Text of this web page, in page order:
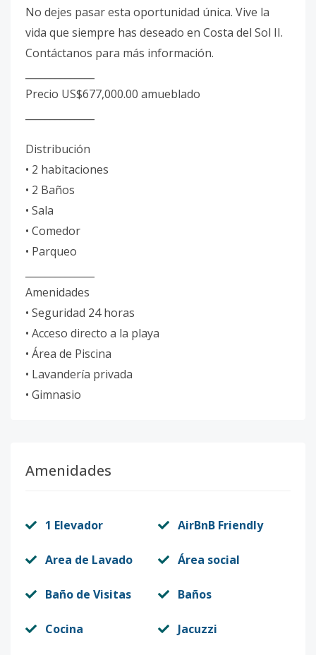
No dejes pasar esta oportunidad única. Vive la
vida que siempre has deseado en Costa del Sol II.
Contáctanos para más información.
Precio US$677,000.00 amueblado
Distribución
• 2 habitaciones
• 2 Baños
• Sala
• Comedor
• Parqueo
Amenidades
• Seguridad 24 horas
• Acceso directo a la playa
• Área de Piscina
• Lavandería privada
• Gimnasio
Amenidades
1 Elevador AirBnB Friendly
Area de Lavado Área social
Baño de Visitas Baños
Cocina Jacuzzi